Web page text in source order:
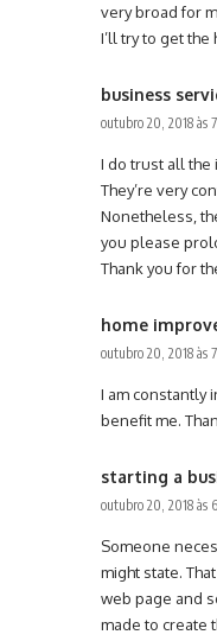
very broad for
I’ll try to get the
business
outubro 20, 2018 às
I do trust all the
They’re very
Nonetheless,
you please
Thank you for
home
outubro 20, 2018 às
I am constantly
benefit me.
starting a
outubro 20, 2018 às
Someone
might state.
web page and
made to create